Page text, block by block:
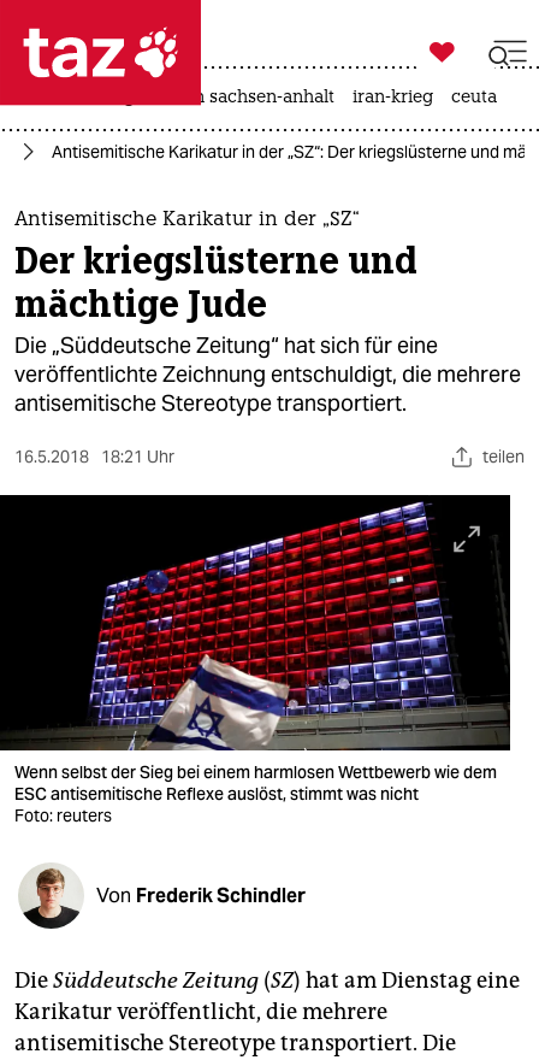
 taz zahl ich
taz zahl ich
themen
politik
öko
gesellschaft
sport
wahrheit
verlag
veranstaltungen
fragen & hilfe
abo
genossenschaft

taz zahl ich
landtagswahl in sachsen-anhalt iran-krieg ceuta
Antisemitische Karikatur in der „SZ“: Der kriegslüsterne und
Antisemitische Karikatur in der „SZ“
Der kriegslüsterne und
mächtige Jude
Die „Süddeutsche Zeitung“ hat sich für eine
veröffentlichte Zeichnung entschuldigt, die mehrere
antisemitische Stereotype transportiert.
16.5.2018 18:21 Uhr teilen
Wenn selbst der Sieg bei einem harmlosen Wettbewerb wie dem
ESC antisemitische Reflexe auslöst, stimmt was nicht
Foto: reuters
Von Frederik Schindler
DieSüddeutsche Zeitung (SZ) hat am Dienstag eine
Karikatur veröffentlicht, die mehrere
antisemitische Stereotype transportiert. Die